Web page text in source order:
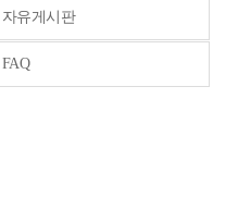
자유게시판
FAQ